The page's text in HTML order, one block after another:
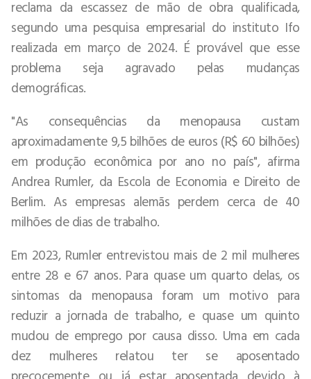
reclama da escassez de mão de obra qualificada,
segundo uma pesquisa empresarial do instituto Ifo
realizada em março de 2024. É provável que esse
problema seja agravado pelas mudanças
demográficas.
"As consequências da menopausa custam
aproximadamente 9,5 bilhões de euros (R$ 60 bilhões)
em produção econômica por ano no país", afirma
Andrea Rumler, da Escola de Economia e Direito de
Berlim. As empresas alemãs perdem cerca de 40
milhões de dias de trabalho.
Em 2023, Rumler entrevistou mais de 2 mil mulheres
entre 28 e 67 anos. Para quase um quarto delas, os
sintomas da menopausa foram um motivo para
reduzir a jornada de trabalho, e quase um quinto
mudou de emprego por causa disso. Uma em cada
dez mulheres relatou ter se aposentado